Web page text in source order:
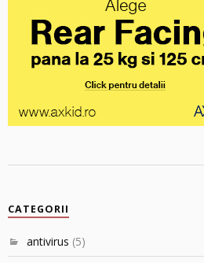
CATEGORII
antivirus (5)